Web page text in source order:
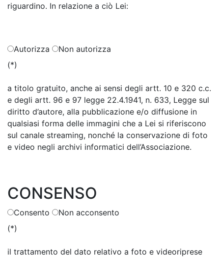
riguardino. In relazione a ciò Lei:
Autorizza
Non autorizza
(*)
a titolo gratuito, anche ai sensi degli artt. 10 e 320 c.c.
e degli artt. 96 e 97 legge 22.4.1941, n. 633, Legge sul
diritto d’autore, alla pubblicazione e/o diffusione in
qualsiasi forma delle immagini che a Lei si riferiscono
sul canale streaming, nonché la conservazione di foto
e video negli archivi informatici dell’Associazione.
CONSENSO
Consento
Non acconsento
(*)
il trattamento del dato relativo a foto e videoriprese